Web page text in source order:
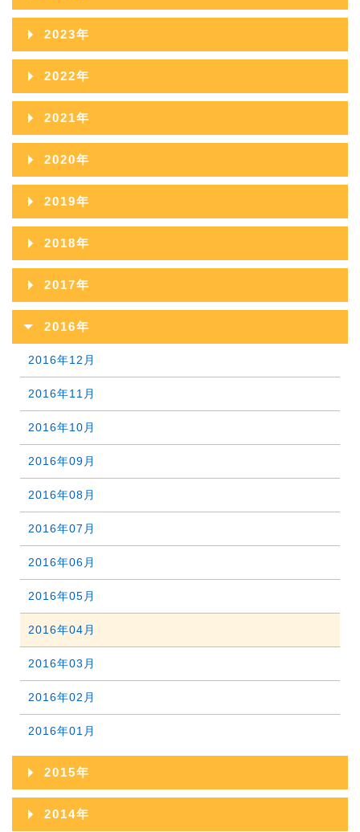
2026年06月
2026年05月
2026年04月
2026年03月
2026年02月
2026年01月
2025年11月
2025年10月
2025年09月
2025年08月
2025年07月
2025年06月
2025年05月
2025年03月
2025年02月
2025年01月
2024年12月
2024年11月
2024年10月
2024年09月
2024年08月
2024年07月
2024年06月
2024年05月
2024年03月
2024年02月
2024年01月
2023年
2023年12月
2023年11月
2023年10月
2023年09月
2023年08月
2023年07月
2023年06月
2023年05月
2022年
2022年12月
2022年11月
2022年10月
2022年09月
2022年08月
2022年07月
2022年06月
2022年05月
2022年04月
2022年03月
2022年02月
2022年01月
2021年
2021年12月
2021年11月
2021年10月
2021年09月
2021年08月
2021年07月
2021年06月
2021年05月
2021年04月
2021年03月
2021年02月
2021年01月
2020年
2020年12月
2020年11月
2020年10月
2020年09月
2020年08月
2020年07月
2020年06月
2020年05月
2020年04月
2020年03月
2020年02月
2020年01月
2019年
2019年12月
2019年11月
2019年10月
2019年09月
2019年08月
2019年07月
2019年06月
2019年05月
2019年04月
2019年03月
2019年02月
2019年01月
2018年
2018年12月
2018年11月
2018年10月
2018年09月
2018年08月
2018年07月
2018年06月
2018年05月
2018年04月
2018年03月
2018年02月
2018年01月
2017年
2017年12月
2016年
2016年12月
2016年11月
2016年10月
2016年09月
2016年08月
2016年07月
2016年06月
2016年05月
2016年04月
2016年03月
2016年02月
2016年01月
2015年
2015年12月
2014年